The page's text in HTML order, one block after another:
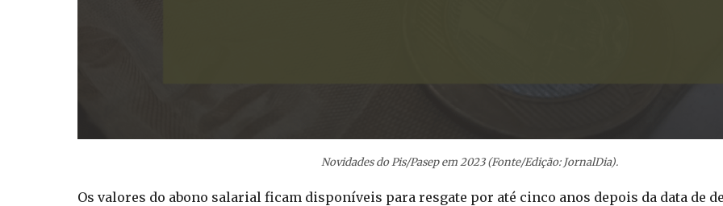
Novidades do Pis/Pasep em 2023 (Fonte/Edição: JornalDia).
Os valores do abono salarial ficam disponíveis para resgate por até cinco anos depois da data de